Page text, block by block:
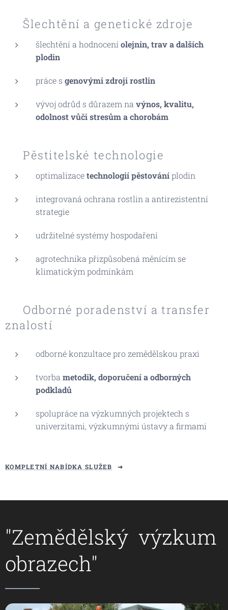
🧬 Šlechtění a genetické zdroje
šlechtění a hodnocení olejnin, trav a dalších
plodin
práce s genovými zdroji rostlin
vývoj odrůd s důrazem na výnos, kvalitu,
odolnost vůči stresům a chorobám
🌾 Pěstitelské technologie
optimalizacetechnologií pěstováníplodin
integrovaná ochrana rostlin a antirezistentní
strategie
udržitelné systémy hospodaření
agrotechnika přizpůsobená měnícím se
klimatickým podmínkám
🔬 Odborné poradenství a transfer
znalostí
odborné konzultace pro zemědělskou praxi
tvorba metodik, doporučení a odborných
podkladů
spolupráce na výzkumných projektech s
univerzitami, výzkumnými ústavy a firmami
KOMPLETNÍ NABÍDKA SLUŽEB
"Zemědělský výzkum
obrazech"